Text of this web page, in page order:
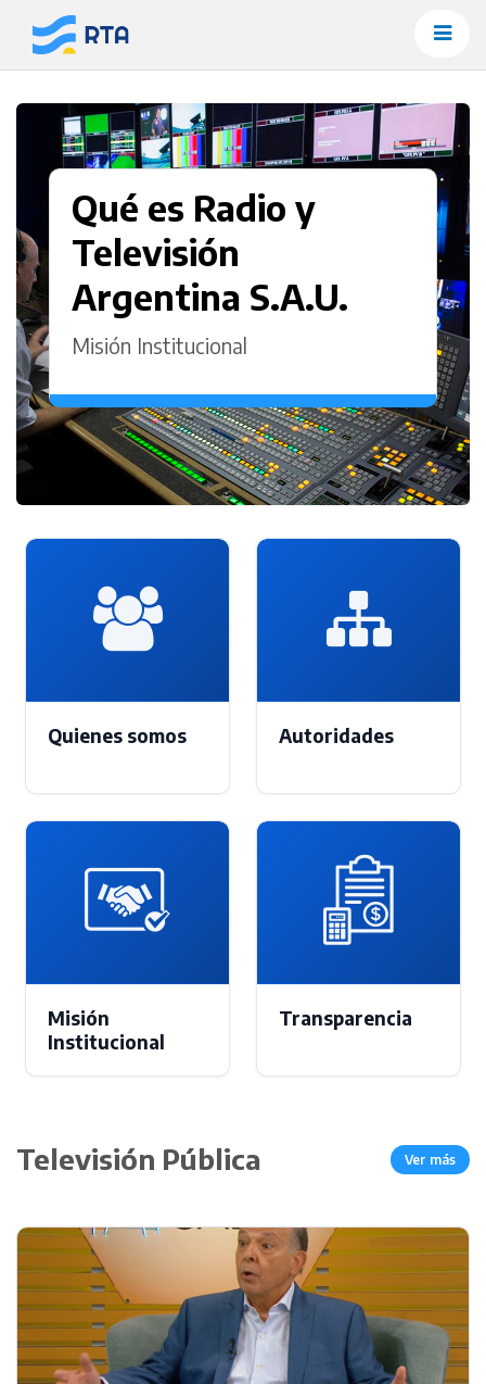
contenido
Qué es Radio y
Televisión
Argentina S.A.U.
Misión Institucional
Quienes somos Autoridades
Misión
Institucional
Transparencia
Televisión Pública Ver más